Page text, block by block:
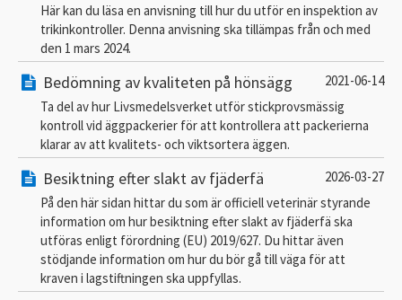
Här kan du läsa en anvisning till hur du utför en inspektion av
trikinkontroller. Denna anvisning ska tillämpas från och med
den 1 mars 2024.
Bedömning av kvaliteten på hönsägg
2021-06-14
Ta del av hur Livsmedelsverket utför stickprovsmässig
kontroll vid äggpackerier för att kontrollera att packerierna
klarar av att kvalitets- och viktsortera äggen.
Besiktning efter slakt av fjäderfä
2026-03-27
På den här sidan hittar du som är officiell veterinär styrande
information om hur besiktning efter slakt av fjäderfä ska
utföras enligt förordning (EU) 2019/627. Du hittar även
stödjande information om hur du bör gå till väga för att
kraven i lagstiftningen ska uppfyllas.